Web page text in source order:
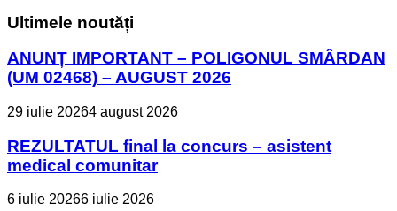
Ultimele noutăți
ANUNȚ IMPORTANT – POLIGONUL SMÂRDAN
(UM 02468) – AUGUST 2026
29 iulie 20264 august 2026
REZULTATUL final la concurs – asistent
medical comunitar
6 iulie 20266 iulie 2026